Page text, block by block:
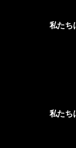
私たち
私たち